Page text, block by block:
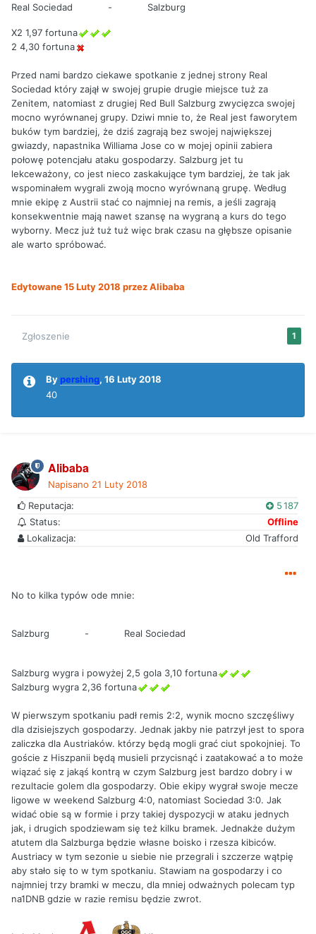
Real Sociedad - Salzburg
X2 1,97 fortuna
2 4,30 fortuna
Przed nami bardzo ciekawe spotkanie z jednej strony Real
Sociedad który zajął w swojej grupie drugie miejsce tuż za
Zenitem, natomiast z drugiej Red Bull Salzburg zwycięzca swojej
mocno wyrównanej grupy. Dziwi mnie to, że Real jest faworytem
buków tym bardziej, że dziś zagrają bez swojej największej
gwiazdy, napastnika Williama Jose co w mojej opinii zabiera
połowę potencjału ataku gospodarzy. Salzburg jet tu
lekceważony, co jest nieco zaskakujące tym bardziej, że tak jak
wspominałem wygrali zwoją mocno wyrównaną grupę. Według
mnie ekipę z Austrii stać co najmniej na remis, a jeśli zagrają
konsekwentnie mają nawet szansę na wygraną a kurs do tego
wyborny. Mecz już tuż tuż więc brak czasu na głębsze opisanie
ale warto spróbować.
Edytowane15 Luty 2018 przez Alibaba
1
Zgłoszenie
By pershing, 16 Luty 2018
40
Alibaba
Napisano 21 Luty 2018
Reputacja:
5 187
Status:
Offline
Lokalizacja:
Old Trafford
No to kilka typów ode mnie:
Salzburg - Real Sociedad
Salzburg wygra i powyżej 2,5 gola 3,10 fortuna
Salzburg wygra 2,36 fortuna
W pierwszym spotkaniu padł remis 2:2, wynik mocno szczęśliwy
dla dzisiejszych gospodarzy. Jednak jakby nie patrzył jest to spora
zaliczka dla Austriaków. którzy będą mogli grać ciut spokojniej. To
goście z Hiszpanii będą musieli przycisnąć i zaatakować a to może
wiązać się z jakąś kontrą w czym Salzburg jest bardzo dobry i w
rezultacie golem dla gospodarzy. Obie ekipy wygrał swoje mecze
ligowe w weekend Salzburg 4:0, natomiast Sociedad 3:0. Jak
widać obie są w formie i przy takiej dyspozycji w ataku jednych
jak, i drugich spodziewam się też kilku bramek. Jednakże dużym
atutem dla Salzburga będzie własne boisko i rzesza kibiców.
Austriacy w tym sezonie u siebie nie przegrali i szczerze wątpię
aby stało się to w tym spotkaniu. Stawiam na gospodarzy i co
najmniej trzy bramki w meczu, dla mniej odważnych polecam typ
na1DNB gdzie w razie remisu będzie zwrot.